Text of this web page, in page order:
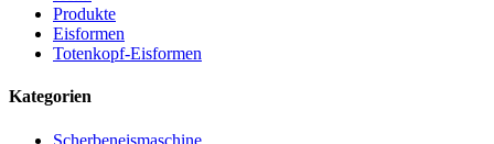
Produkte
Eisformen
Totenkopf-Eisformen
Kategorien
Scherbeneismaschine